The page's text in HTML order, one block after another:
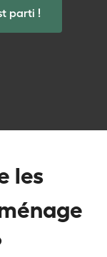
parti !
les